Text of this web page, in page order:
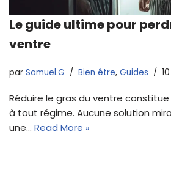
Le guide ultime pour
ventre
par Samuel.G Bien être, Guides
Réduire le gras du ventre
à tout régime. Aucune solution
une… Read More »